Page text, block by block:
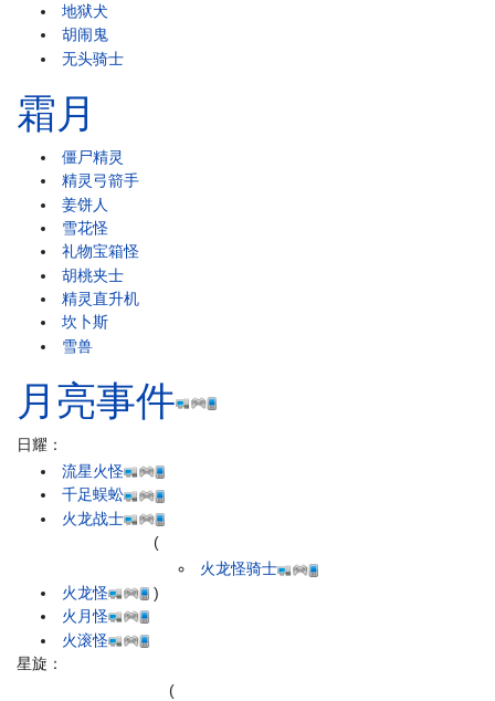
地狱犬
胡闹鬼
无头骑士
霜月
僵尸精灵
精灵弓箭手
姜饼人
雪花怪
礼物宝箱怪
胡桃夹士
精灵直升机
坎卜斯
雪兽
月亮事件
日耀：
流星火怪
千足蜈蚣
火龙战士
火龙怪
(
火龙怪骑士
)
火月怪
火滚怪
星旋：
(